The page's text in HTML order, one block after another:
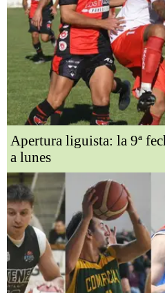
Apertura liguista: la 9ª
a lunes